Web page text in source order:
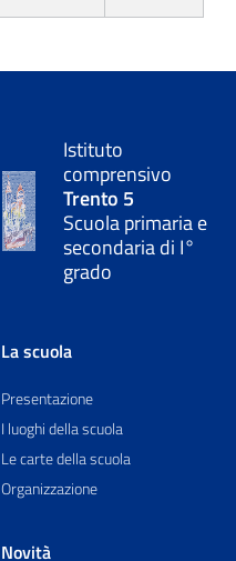
Istituto
comprensivo
Trento 5
Scuola primaria e
secondaria di I°
grado
La scuola
Presentazione
I luoghi della scuola
Le carte della scuola
Organizzazione
Novità